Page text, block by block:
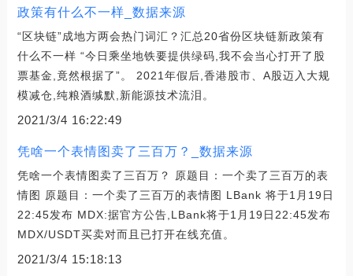
政策有什么不一样_数据来源
“区块链”成地方两会热门词汇？汇总20省份区块链新政策有
什么不一样 “今日乘坐地铁要提供绿码,我不会当心打开了股
票基金,竟然根据了”。 2021年假后,香港股市、A股迈入大规
模减仓,纯粮酒缄默,新能源技术流泪。
2021/3/4 16:22:49
凭啥一个表情图卖了三百万？_数据来源
凭啥一个表情图卖了三百万？ 原题目：一个卖了三百万的表
情图 原题目：一个卖了三百万的表情图 LBank 将于1月19日
22:45发布 MDX:据官方公告,LBank将于1月19日22:45发布
MDX/USDT买卖对而且已打开在线充值。
2021/3/4 15:18:13